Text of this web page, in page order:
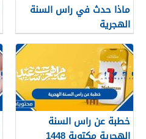
ماذا حدث في راس السنة
الهجرية
خطبة عن راس السنة